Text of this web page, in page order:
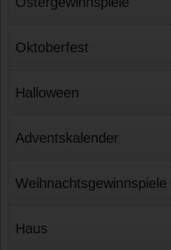
Oktoberfest
Halloween
Adventskalender
Weihnachtsgewinnspiele
Haus